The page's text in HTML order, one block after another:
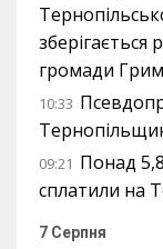
громади
10:33
09:21 Понад
сплатили на
7 Серпня